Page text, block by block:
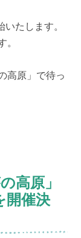
たします。
。
高原」で待っ
高原」
開催決